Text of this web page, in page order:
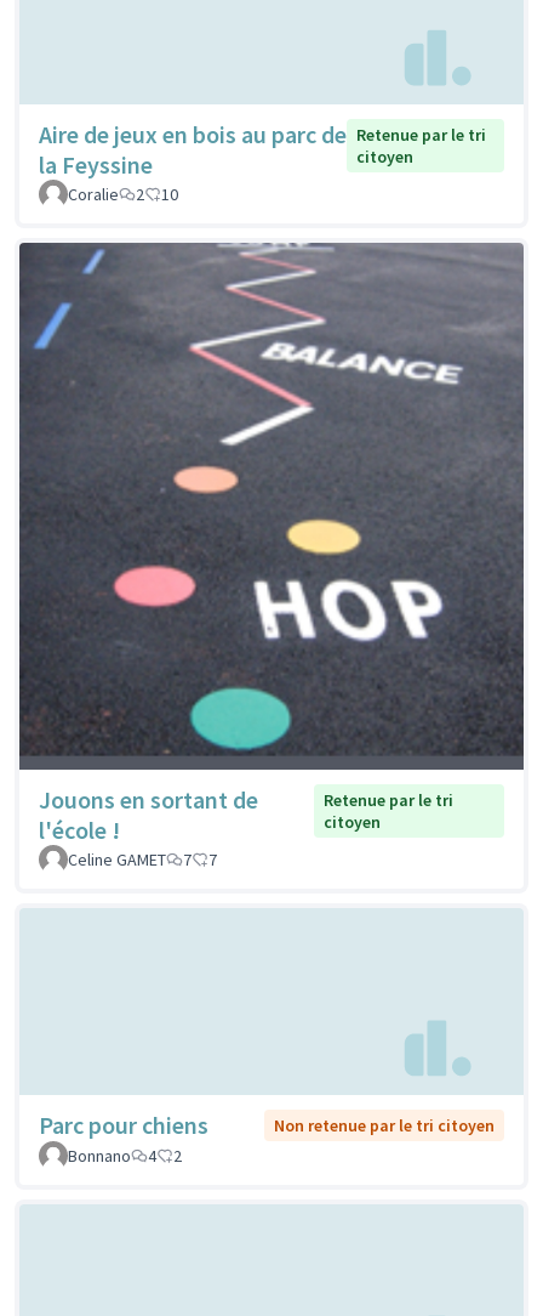
Aire de jeux en bois au parc de
la Feyssine
Retenue par le tri
citoyen
Coralie
2 10
Jouons en sortant de
l'école !
Retenue par le tri
citoyen
Celine GAMET
7 7
Parc pour chiens
Non retenue par le tri citoyen
Bonnano
4 2